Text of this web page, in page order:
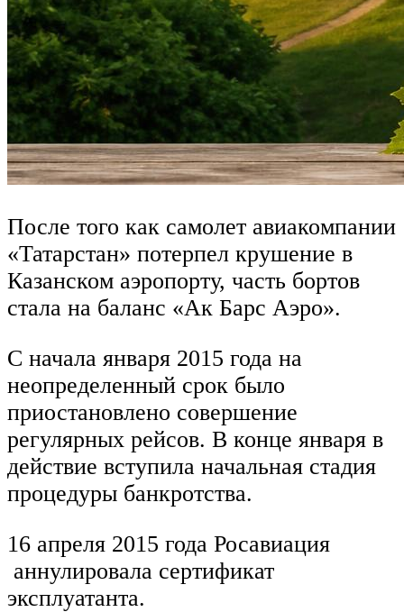
После того как самолет авиакомпании
«Татарстан» потерпел крушение в
Казанском аэропорту, часть бортов
стала на баланс «Ак Барс Аэро».
С начала января 2015 года на
неопределенный срок было
приостановлено совершение
регулярных рейсов. В конце января в
действие вступила начальная стадия
процедуры банкротства.
16 апреля 2015 года Росавиация
аннулировала сертификат
эксплуатанта.